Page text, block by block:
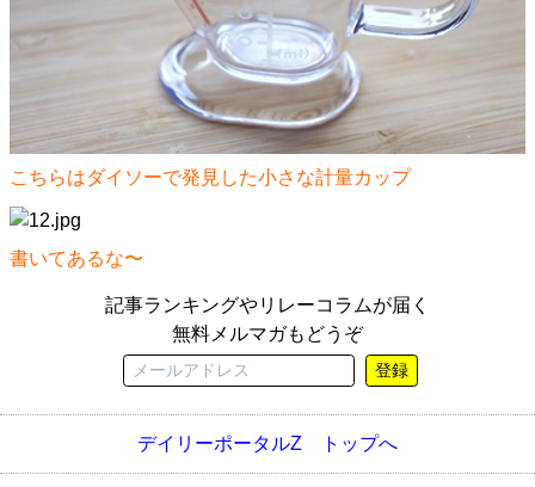
こちらはダイソーで発見した小さな計量カップ
書いてあるな〜
記事ランキングやリレーコラムが届く
無料メルマガもどうぞ
登録
デイリーポータルZ トップへ